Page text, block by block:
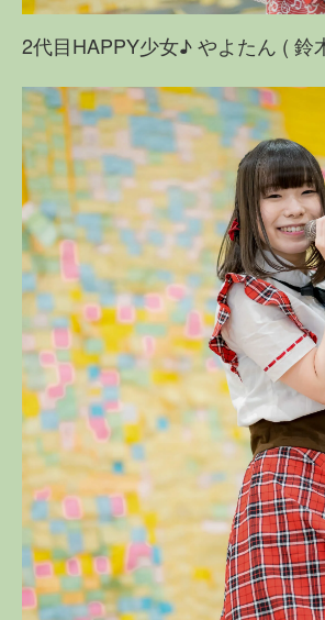
2代目HAPPY少女♪ やよたん ( 鈴